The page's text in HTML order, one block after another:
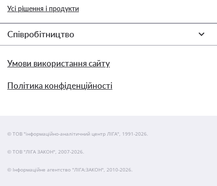
Усі рішення і продукти
Співробітництво
Умови використання сайту
Політика конфіденційності
© ТОВ "інформаційно-аналітичний центр ЛІГА", 1991-2026.
© ТОВ "ЛІГА ЗАКОН", 2007-2026.
© Інформаційне агентство "ЛІГА:ЗАКОН", 2010-2026.